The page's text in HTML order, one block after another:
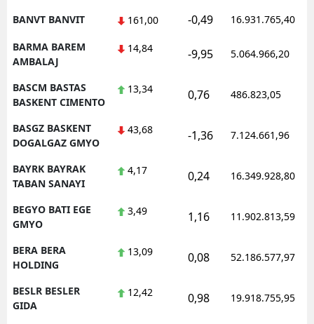
BANVT BANVIT 161,00 -0,49 16.931.765,40
BARMA BAREM
AMBALAJ
14,84 -9,95 5.064.966,20
BASCM BASTAS
BASKENT CIMENTO
13,34 0,76 486.823,05
BASGZ BASKENT
DOGALGAZ GMYO
43,68 -1,36 7.124.661,96
BAYRK BAYRAK
TABAN SANAYI
4,17 0,24 16.349.928,80
BEGYO BATI EGE
GMYO
3,49 1,16 11.902.813,59
BERA BERA
HOLDING
13,09 0,08 52.186.577,97
BESLR BESLER
GIDA
12,42 0,98 19.918.755,95